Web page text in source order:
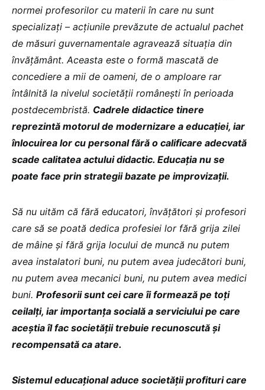
normei profesorilor cu materii în care nu sunt
specializați – acțiunile prevăzute de actualul pachet
de măsuri guvernamentale agravează situația din
învățământ. Aceasta este o formă mascată de
concediere a mii de oameni, de o amploare rar
întâlnită la nivelul societății românești în perioada
postdecembristă. Cadrele didactice tinere
reprezintă motorul de modernizare a educației, iar
înlocuirea lor cu personal fără o calificare adecvată
scade calitatea actului didactic. Educația nu se
poate face prin strategii bazate pe improvizații.
Să nu uităm că fără educatori, învățători și profesori
care să se poată dedica profesiei lor fără grija zilei
de mâine și fără grija locului de muncă nu putem
avea instalatori buni, nu putem avea judecători buni,
nu putem avea mecanici buni, nu putem avea medici
buni. Profesorii sunt cei care îi formează pe toți
ceilalți, iar importanța socială a serviciului pe care
aceștia îl fac societății trebuie recunoscută și
recompensată ca atare.
Sistemul educațional aduce societății profituri care